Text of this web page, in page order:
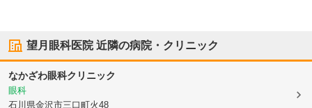
望月眼科医院近隣の病院・クリニック
なかざわ眼科クリニック
眼科
石川県金沢市三口町火48